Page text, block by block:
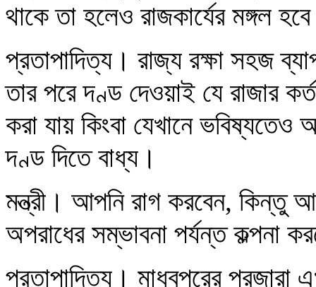
থাকে তা হলেও রাজকার্যের মঙ্গল
প্রতাপাদিত্য। রাজ্য রক্ষা সহজ
তার পরে দণ্ড দেওয়াই যে রাজার
করা যায় কিংবা যেখানে
দণ্ড দিতে বাধ্য।
মন্ত্রী। আপনি রাগ করবেন, কিন্তু
অপরাধের সম্ভাবনা পর্যন্ত কল্পনা
প্রতাপাদিত্য। মাধবপুরের প্রজারা